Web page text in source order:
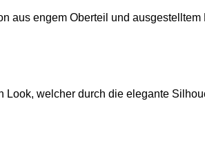
aus engem Oberteil und
welcher durch die elegante